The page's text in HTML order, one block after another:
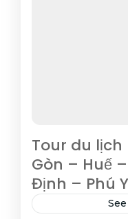
Tour du lịch
Gòn – Huế
Định – Phú